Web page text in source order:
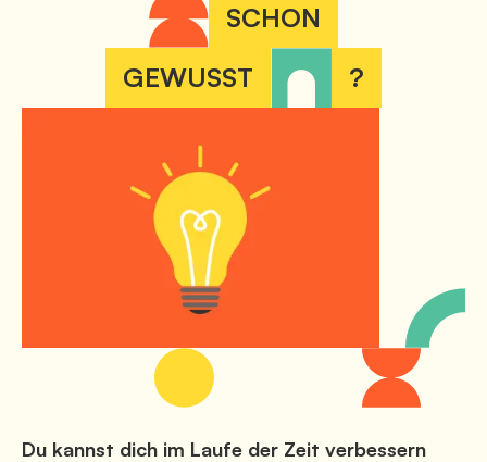
SCHON
GEWUSST
?
Du kannst dich im Laufe der Zeit verbessern